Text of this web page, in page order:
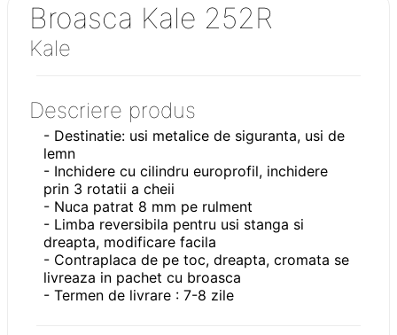
Broasca Kale 252R
Kale
Descriere produs
- Destinatie: usi metalice de siguranta, usi de
lemn
- Inchidere cu cilindru europrofil, inchidere
prin 3 rotatii a cheii
- Nuca patrat 8 mm pe rulment
- Limba reversibila pentru usi stanga si
dreapta, modificare facila
- Contraplaca de pe toc, dreapta, cromata se
livreaza in pachet cu broasca
- Termen de livrare : 7-8 zile